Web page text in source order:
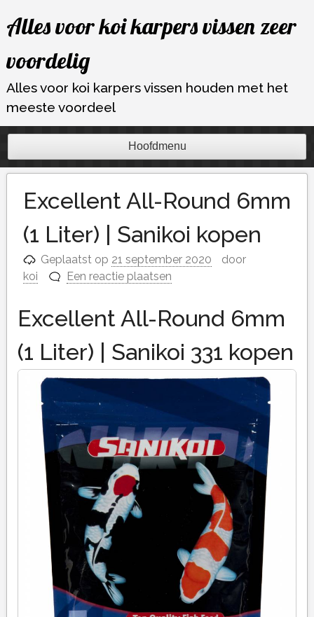
naar
inhoud
Alles voor koi karpers vissen zeer
voordelig
Alles voor koi karpers vissen houden met het
meeste voordeel
Hoofdmenu
Excellent All-Round 6mm
(1 Liter) | Sanikoi kopen
Geplaatst op 21 september 2020
door
koi
Een reactie plaatsen
Excellent All-Round 6mm
(1 Liter) | Sanikoi 331 kopen